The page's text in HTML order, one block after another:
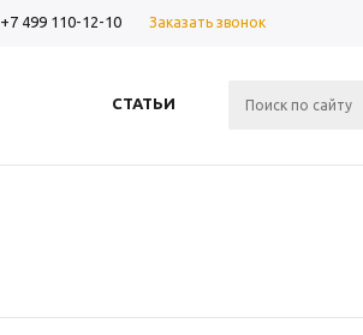
+7 499 110-12-10 Заказать звонок
СТАТЬИ